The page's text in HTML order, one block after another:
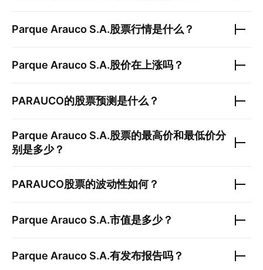
Parque Arauco S.A.股票行情是什么？
Parque Arauco S.A.股价在上涨吗？
PARAUCO的股票预测是什么？
Parque Arauco S.A.股票的最高价和最低价分
别是多少？
PARAUCO股票的波动性如何？
Parque Arauco S.A.市值是多少？
Parque Arauco S.A.有发布报告吗？